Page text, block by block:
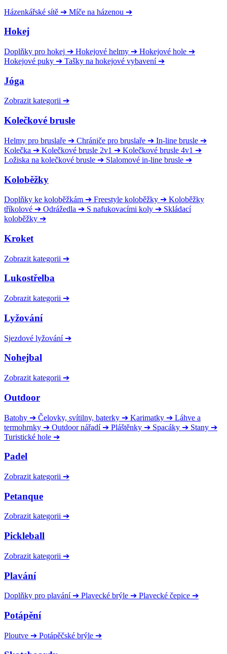
Házenkářské sítě ➔ Míče na házenou ➔
Hokej
Doplňky pro hokej ➔ Hokejové helmy ➔ Hokejové hole ➔
Hokejové puky ➔ Tašky na hokejové vybavení ➔
Jóga
Zobrazit kategorii ➔
Kolečkové brusle
Helmy pro bruslaře ➔ Chrániče pro bruslaře ➔ In-line brusle ➔
Kolečka ➔ Kolečkové brusle 2v1 ➔ Kolečkové brusle 4v1 ➔
Ložiska na kolečkové brusle ➔ Slalomové in-line brusle ➔
Koloběžky
Doplňky ke koloběžkám ➔ Freestyle koloběžky ➔ Koloběžky
tříkolové ➔ Odrážedla ➔ S nafukovacími koly ➔ Skládací
koloběžky ➔
Kroket
Zobrazit kategorii ➔
Lukostřelba
Zobrazit kategorii ➔
Lyžování
Sjezdové lyžování ➔
Nohejbal
Zobrazit kategorii ➔
Outdoor
Batohy ➔ Čelovky, svítilny, baterky ➔ Karimatky ➔ Láhve a
termohrnky ➔ Outdoor nářadí ➔ Pláštěnky ➔ Spacáky ➔ Stany ➔
Turistické hole ➔
Padel
Zobrazit kategorii ➔
Petanque
Zobrazit kategorii ➔
Pickleball
Zobrazit kategorii ➔
Plavání
Doplňky pro plavání ➔ Plavecké brýle ➔ Plavecké čepice ➔
Potápění
Ploutve ➔ Potápěčské brýle ➔